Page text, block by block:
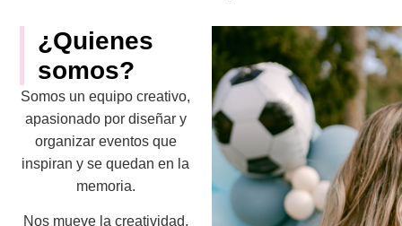
¿Quienes
somos?
Somos un equipo creativo,
apasionado por diseñar y
organizar eventos que
inspiran y se quedan en la
memoria.
Nos mueve la creatividad,